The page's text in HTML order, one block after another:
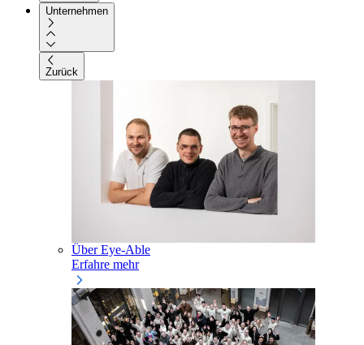
Unternehmen
Zurück
Über Eye-Able
Erfahre mehr